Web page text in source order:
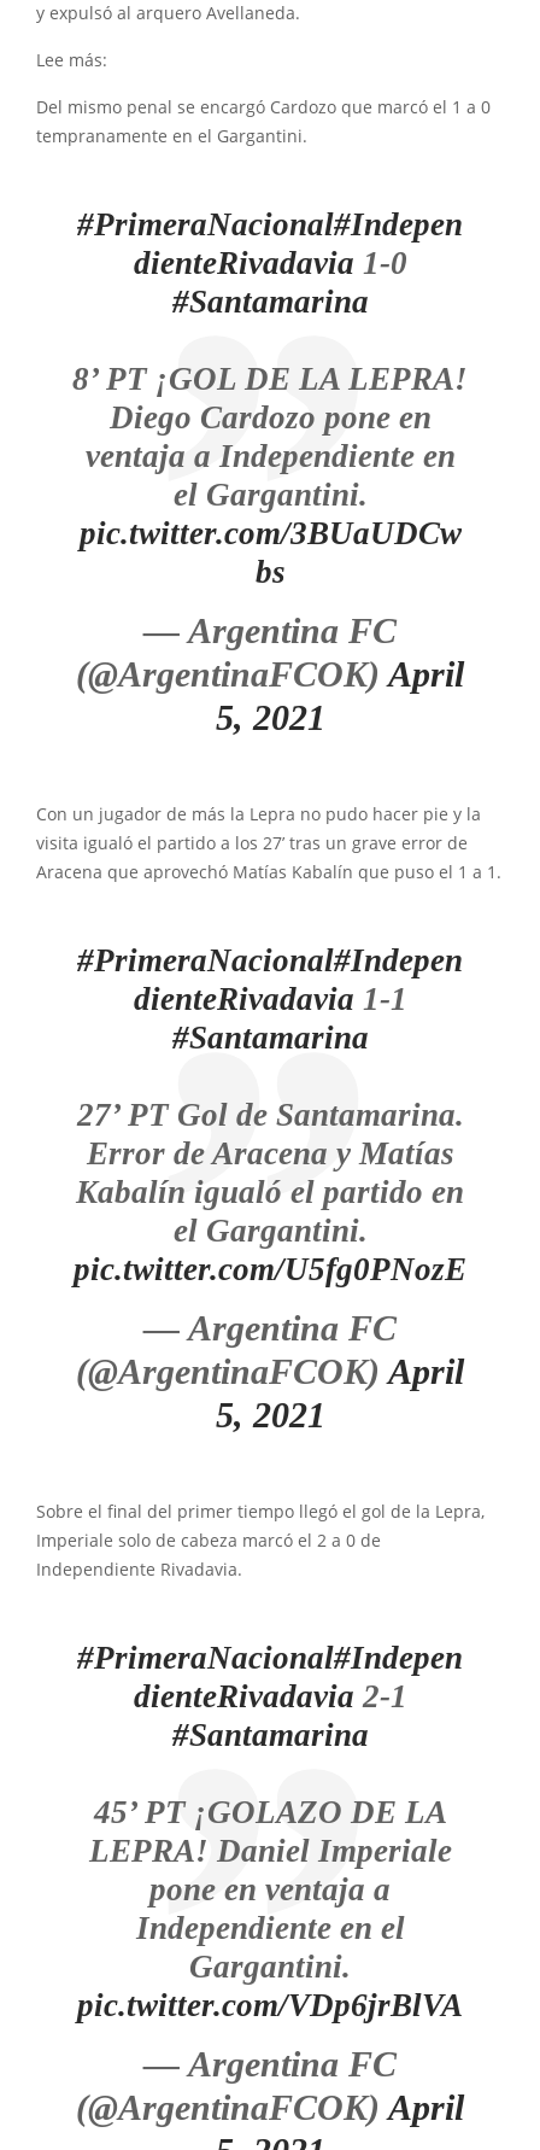
y expulsó al arquero Avellaneda.
Lee más:
Del mismo penal se encargó Cardozo que marcó el 1 a 0
tempranamente en el Gargantini.
#PrimeraNacional#Indepen
dienteRivadavia 1-0
#Santamarina
8’ PT ¡GOL DE LA LEPRA!
Diego Cardozo pone en
ventaja a Independiente en
el Gargantini.
pic.twitter.com/3BUaUDCw
bs
— Argentina FC
(@ArgentinaFCOK)April
5, 2021
Con un jugador de más la Lepra no pudo hacer pie y la
visita igualó el partido a los 27’ tras un grave error de
Aracena que aprovechó Matías Kabalín que puso el 1 a 1.
#PrimeraNacional#Indepen
dienteRivadavia 1-1
#Santamarina
27’ PT Gol de Santamarina.
Error de Aracena y Matías
Kabalín igualó el partido en
el Gargantini.
pic.twitter.com/U5fg0PNozE
— Argentina FC
(@ArgentinaFCOK)April
5, 2021
Sobre el final del primer tiempo llegó el gol de la Lepra,
Imperiale solo de cabeza marcó el 2 a 0 de
Independiente Rivadavia.
#PrimeraNacional#Indepen
dienteRivadavia 2-1
#Santamarina
45’ PT ¡GOLAZO DE LA
LEPRA! Daniel Imperiale
pone en ventaja a
Independiente en el
Gargantini.
pic.twitter.com/VDp6jrBlVA
— Argentina FC
(@ArgentinaFCOK)April